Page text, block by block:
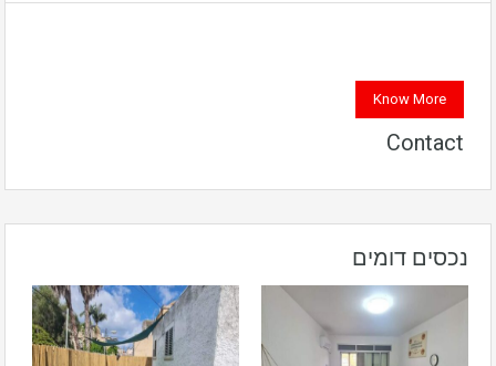
Know More
Contact
נכסים דומים